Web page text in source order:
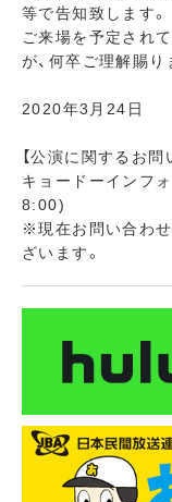
等で告知致します。
ご来場を予定され
が、何卒ご理解賜
2020年3月24日
【公演に関するお問
キョードーインフ
8:00)
※現在お問い合わ
ざいます。